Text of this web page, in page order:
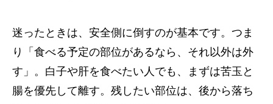
迷ったときは、安全側に倒すのが基本です。つま
り「食べる予定の部位があるなら、それ以外は外
す」。白子や肝を食べたい人でも、まずは苦玉と
腸を優先して離す。残したい部位は、後から落ち